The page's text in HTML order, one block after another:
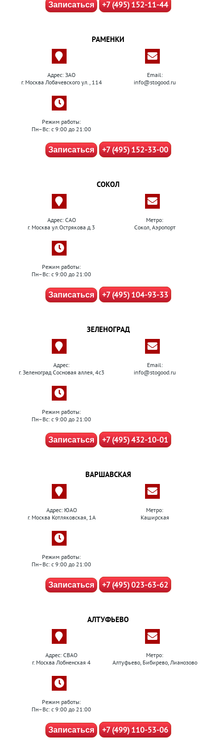
Записаться +7 (495) 152-11-44
РАМЕНКИ
Адрес: ЗАО
г. Москва Лобачевского ул., 114
Email:
info@stogood.ru
Режим работы:
Пн–Вс: с 9:00 до 21:00
Записаться +7 (495) 152-33-00
СОКОЛ
Адрес: САО
г. Москва ул.Острякова д.3
Метро:
Сокол, Аэропорт
Режим работы:
Пн–Вс: с 9:00 до 21:00
Записаться +7 (495) 104-93-33
ЗЕЛЕНОГРАД
Адрес:
г. Зеленоград Сосновая аллея, 4с3
Email:
info@stogood.ru
Режим работы:
Пн–Вс: с 9:00 до 21:00
Записаться +7 (495) 432-10-01
ВАРШАВСКАЯ
Адрес: ЮАО
г. Москва Котляковская, 1А
Метро:
Каширская
Режим работы:
Пн–Вс: с 9:00 до 21:00
Записаться +7 (495) 023-63-62
АЛТУФЬЕВО
Адрес: СВАО
г. Москва Лобненская 4
Метро:
Алтуфьево, Бибирево, Лианозово
Режим работы:
Пн–Вс: с 9:00 до 21:00
Записаться +7 (499) 110-53-06